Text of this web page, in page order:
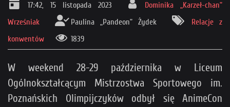
17:42, 15 listopada 2023
Dominika „Karzeł-chan”
Wrześniak
Paulina „Pandeon” Żydek
Relacje z
konwentów
1839
W weekend 28-29 października w Liceum
Ogólnokształcącym Mistrzostwa Sportowego im.
Poznańskich Olimpijczyków odbył się AnimeCon